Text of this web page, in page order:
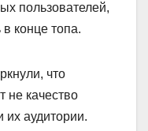
пользователей,
конце топа.
что
не качество
их аудитории.